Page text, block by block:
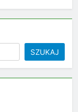
SZUKAJ